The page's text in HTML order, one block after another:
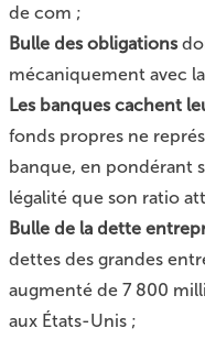
de com ;
Bulle des obligations
mécaniquement avec
Les banques cachent
fonds propres ne
banque, en pondérant
légalité que son ratio
Bulle de la dette
dettes des grandes
augmenté de 7 800
aux États-Unis ;